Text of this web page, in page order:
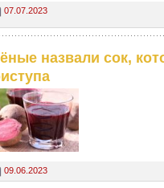
07.07.2023
назвали сок,
09.06.2023